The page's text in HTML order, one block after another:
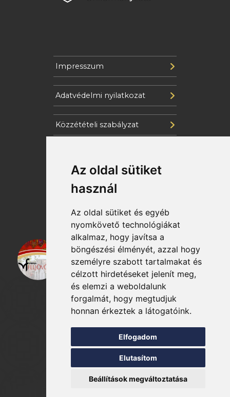
Az oldal sütiket
használ
Az oldal sütiket és egyéb
nyomkövető technológiákat
alkalmaz, hogy javítsa a
böngészési élményét, azzal hogy
személyre szabott tartalmakat és
célzott hirdetéseket jelenít meg,
és elemzi a weboldalunk
forgalmát, hogy megtudjuk
honnan érkeztek a látogatóink.
Elfogadom
Elutasítom
Beállítások megváltoztatása
Impresszum
Adatvédelmi nyilatkozat
Közzétételi szabályzat
Katasztrófavédelem
© 2026 - Minden jog fentartva!